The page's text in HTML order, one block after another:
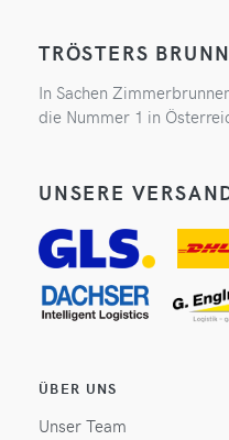
TRÖSTERS
In Sachen
die Nummer 1 in
UNSERE
ÜBER UNS
Unser Team